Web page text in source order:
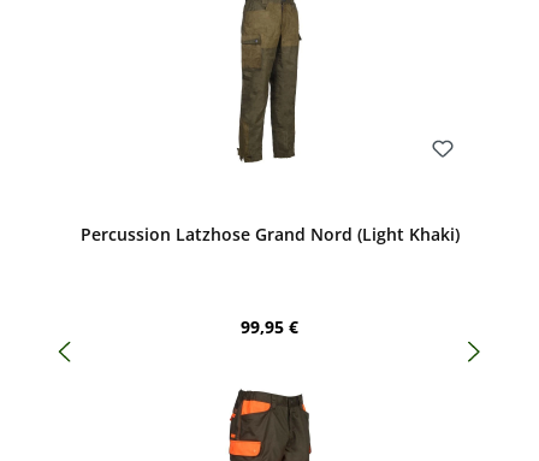
Percussion Latzhose Grand Nord (Light Khaki)
Regulärer Preis:
99,95 €